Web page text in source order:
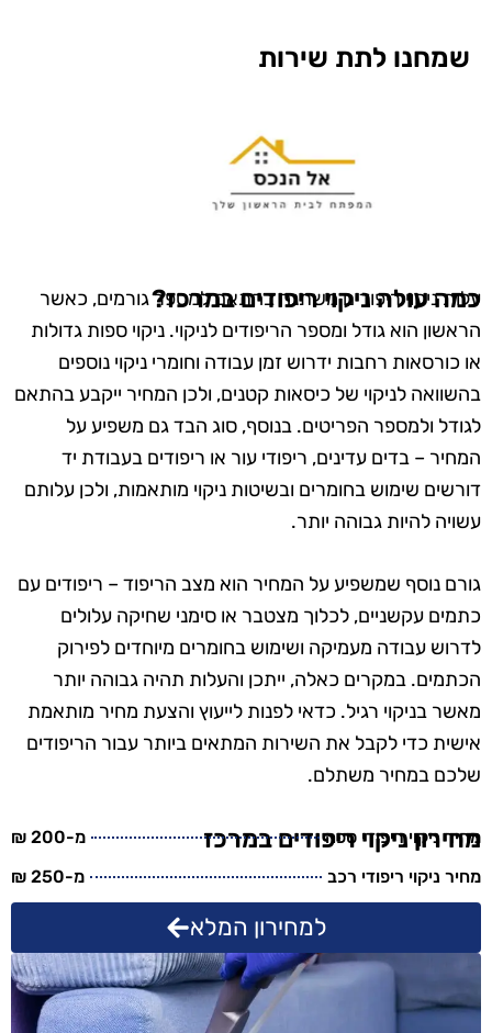
שמחנו לתת שירות
כמה עולה ניקוי ריפודים במרכז?
עלות ניקוי ריפודים משתנה בהתאם למספר גורמים, כאשר
הראשון הוא גודל ומספר הריפודים לניקוי. ניקוי ספות גדולות
או כורסאות רחבות ידרוש זמן עבודה וחומרי ניקוי נוספים
בהשוואה לניקוי של כיסאות קטנים, ולכן המחיר ייקבע בהתאם
לגודל ולמספר הפריטים. בנוסף, סוג הבד גם משפיע על
המחיר – בדים עדינים, ריפודי עור או ריפודים בעבודת יד
דורשים שימוש בחומרים ובשיטות ניקוי מותאמות, ולכן עלותם
עשויה להיות גבוהה יותר.
גורם נוסף שמשפיע על המחיר הוא מצב הריפוד – ריפודים עם
כתמים עקשניים, לכלוך מצטבר או סימני שחיקה עלולים
לדרוש עבודה מעמיקה ושימוש בחומרים מיוחדים לפירוק
הכתמים. במקרים כאלה, ייתכן והעלות תהיה גבוהה יותר
מאשר בניקוי רגיל. כדאי לפנות לייעוץ והצעת מחיר מותאמת
אישית כדי לקבל את השירות המתאים ביותר עבור הריפודים
שלכם במחיר משתלם.
מחירון ניקוי ריפודים במרכז
מחיר ניקוי ריפודי ספה
מ-200 ₪
מחיר ניקוי ריפודי רכב
מ-250 ₪
למחירון המלא